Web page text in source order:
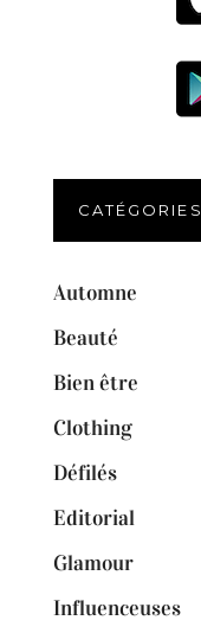
CATÉGORIES
Automne
Beauté
Bien être
Clothing
Défilés
Editorial
Glamour
Influenceuses